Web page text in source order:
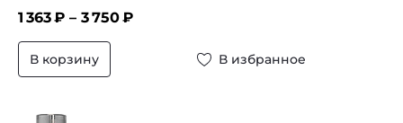
1 363₽ – 3 750₽
В корзину В избранное